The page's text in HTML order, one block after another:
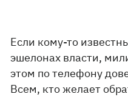
Если кому-то
эшелонах власти,
этом по телефону
Всем, кто желает